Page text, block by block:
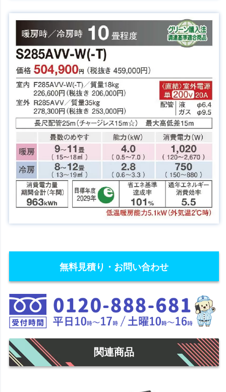
無料見積り・お問い合わせ
関連商品